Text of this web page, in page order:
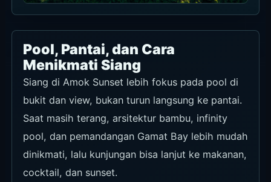
Pool, Pantai, dan Cara
Menikmati Siang
Siang di Amok Sunset lebih fokus pada pool di
bukit dan view, bukan turun langsung ke pantai.
Saat masih terang, arsitektur bambu, infinity
pool, dan pemandangan Gamat Bay lebih mudah
dinikmati, lalu kunjungan bisa lanjut ke makanan,
cocktail, dan sunset.